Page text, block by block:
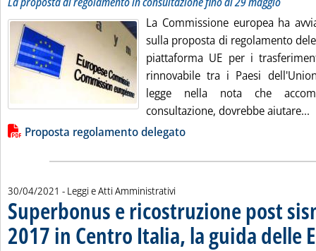
La Commissione europea ha
sulla proposta di regolamento
piattaforma UE per i
rinnovabile tra i Paesi
legge nella nota che
consultazione, dovrebbe aiutare...
Lista allegati PDF alla notizia
Proposta regolamento delegato
30/04/2021 - Leggi e Atti Amministrativi
Superbonus e ricostruzione post
2017 in Centro Italia, la guida delle